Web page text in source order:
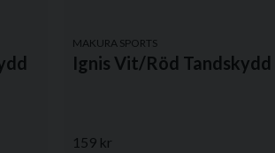
MAKURA SPORTS
Ignis Vit/Röd Tandskydd
159 kr